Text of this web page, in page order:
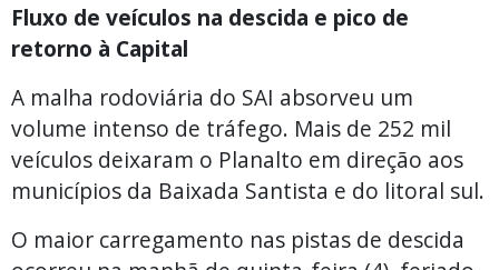
Fluxo de veículos na descida e pico de
retorno à Capital
A malha rodoviária do SAI absorveu um
volume intenso de tráfego. Mais de 252 mil
veículos deixaram o Planalto em direção aos
municípios da Baixada Santista e do litoral sul.
O maior carregamento nas pistas de descida